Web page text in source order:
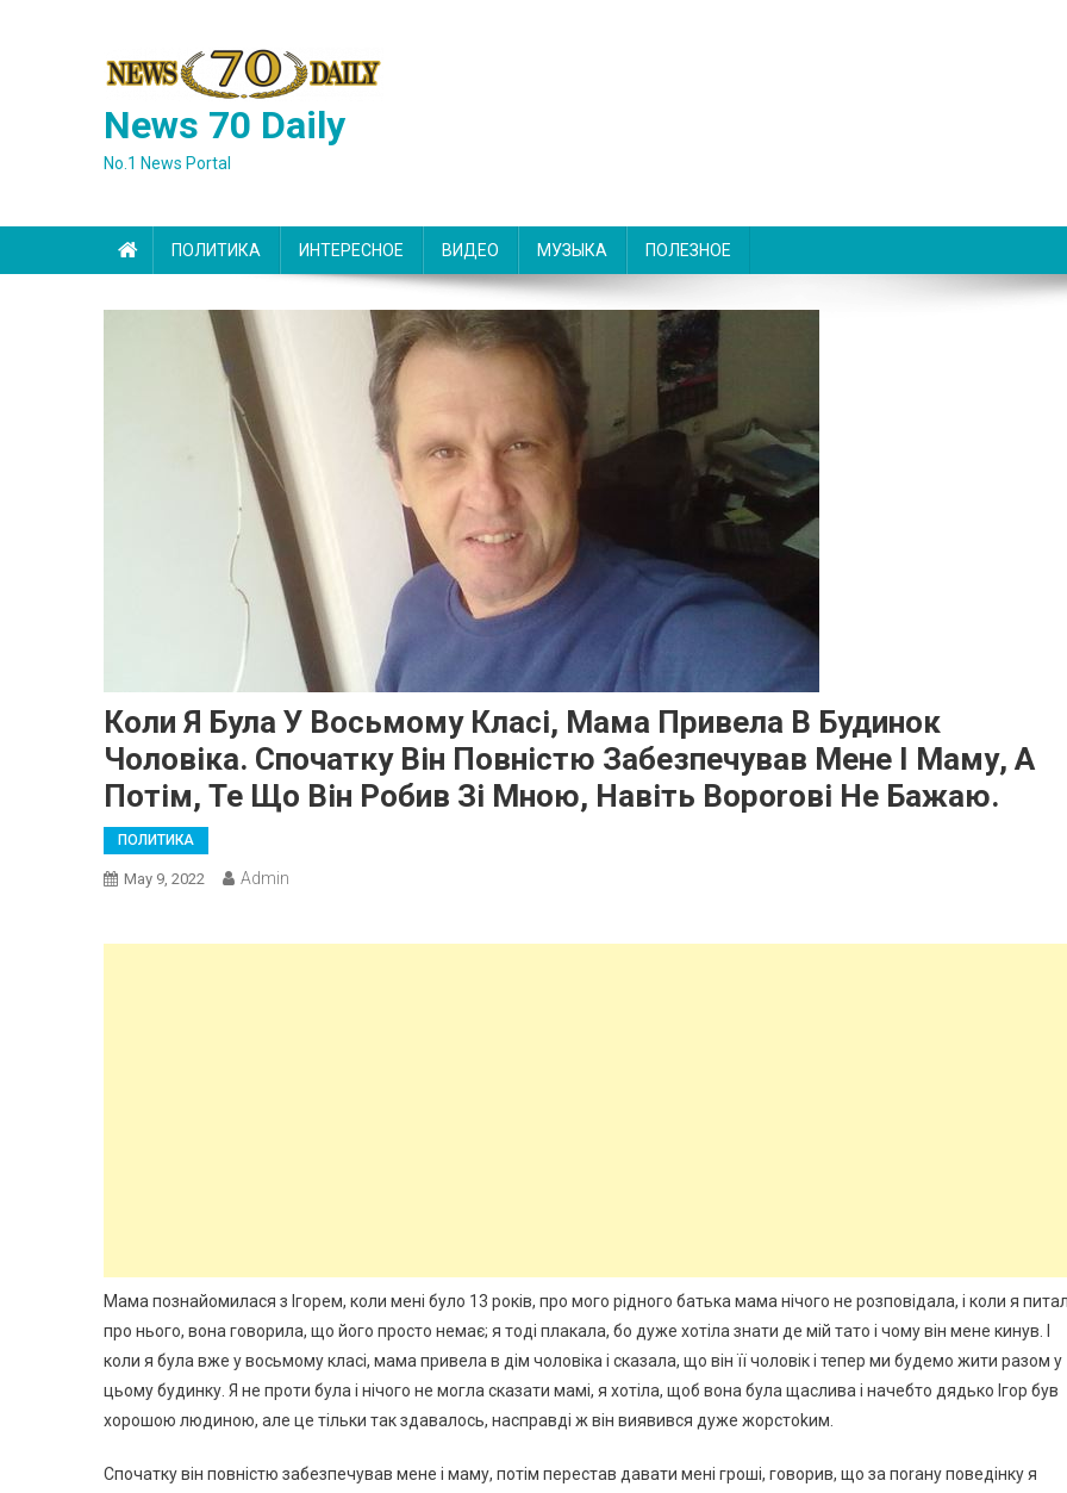
News 70 Daily
No.1 News Portal
ПОЛИТИКА ИНТЕРЕСНОЕ ВИДЕО МУЗЫКА ПОЛЕЗНОЕ
Коли Я Була У Восьмому Класі, Мама Привела В Будинок
Чоловіка. Спочатку Він Повністю Забезпечував Мене І Маму, А
Потім, Те Що Він Робив Зі Мною, Навіть Вороrові Не Бажаю.
ПОЛИТИКА
May 9, 2022 Admin
Мама познайомилася з Ігорем, коли мені було 13 років, про мого рідного батька мама нічого не розповідала, і коли я
про нього, вона говорила, що його просто немає; я тоді плакала, бо дуже хотіла знати де мій тато і чому він мене кинув. І
коли я була вже у восьмому класі, мама привела в дім чоловіка і сказала, що він її чоловік і тепер ми будемо жити разом у
цьому будинку. Я не проти була і нічого не могла сказати мамі, я хотіла, щоб вона була щаслива і начебто дядько Ігор був
хорошою людиною, але це тільки так здавалось, насправді ж він виявився дуже жорстоkим.
Спочатку він повністю забезпечував мене і маму, потім перестав давати мені гроші, говорив, що за поrану поведінку я